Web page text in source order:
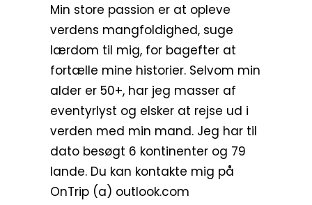
Min store passion er at opleve
verdens mangfoldighed, suge
lærdom til mig, for bagefter at
fortælle mine historier. Selvom min
alder er 50+, har jeg masser af
eventyrlyst og elsker at rejse ud i
verden med min mand. Jeg har til
dato besøgt 6 kontinenter og 79
lande. Du kan kontakte mig på
OnTrip (a) outlook.com